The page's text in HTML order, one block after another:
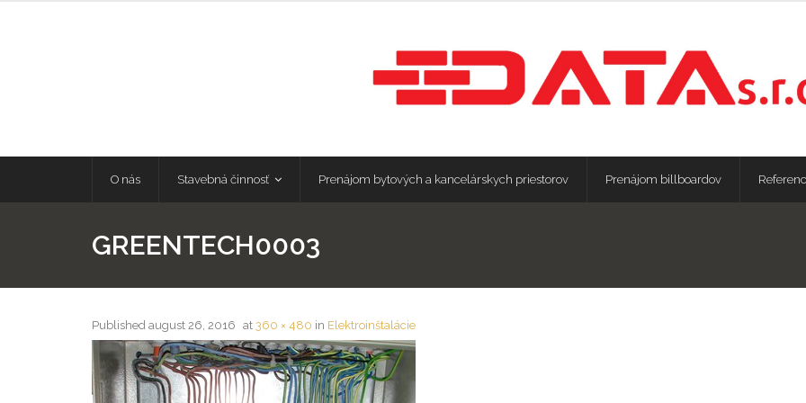
O nás Stavebná činnosť Prenájom bytových a kancelárskych priestorov Prenájom billboardov
GREENTECH0003
Published august 26, 2016 at 360 × 480 in Elektroinštalácie